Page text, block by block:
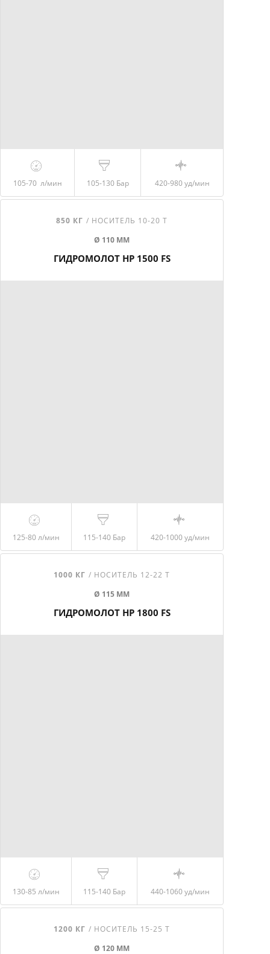
105-70 л/мин 105-130 Бар 420-980уд/мин
850 КГ / НОСИТЕЛЬ 10-20 Т
Ø 110 ММ
ГИДРОМОЛОТ HP 1500 FS
125-80л/мин 115-140 Бар 420-1000уд/мин
1000 КГ / НОСИТЕЛЬ 12-22 Т
Ø 115 ММ
ГИДРОМОЛОТ HP 1800 FS
130-85 л/мин 115-140 Бар 440-1060уд/мин
1200 КГ / НОСИТЕЛЬ 15-25 Т
Ø 120 ММ